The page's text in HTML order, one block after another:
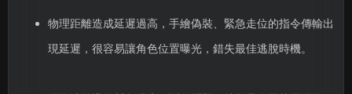
物理距離造成延遲過高，手繪偽裝、緊急走位的指令傳輸出
現延遲，很容易讓角色位置曝光，錯失最佳逃脫時機。